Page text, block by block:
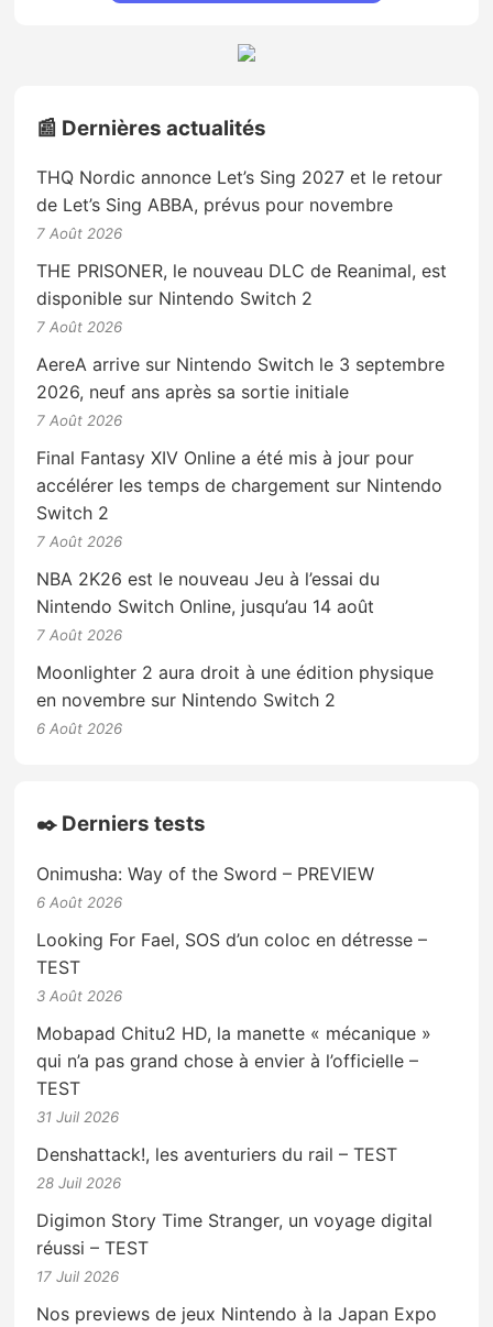
📰 Dernières actualités
THQ Nordic annonce Let’s Sing 2027 et le retour
de Let’s Sing ABBA, prévus pour novembre
7 Août 2026
THE PRISONER, le nouveau DLC de Reanimal, est
disponible sur Nintendo Switch 2
7 Août 2026
AereA arrive sur Nintendo Switch le 3 septembre
2026, neuf ans après sa sortie initiale
7 Août 2026
Final Fantasy XIV Online a été mis à jour pour
accélérer les temps de chargement sur Nintendo
Switch 2
7 Août 2026
NBA 2K26 est le nouveau Jeu à l’essai du
Nintendo Switch Online, jusqu’au 14 août
7 Août 2026
Moonlighter 2 aura droit à une édition physique
en novembre sur Nintendo Switch 2
6 Août 2026
✒️ Derniers tests
Onimusha: Way of the Sword – PREVIEW
6 Août 2026
Looking For Fael, SOS d’un coloc en détresse –
TEST
3 Août 2026
Mobapad Chitu2 HD, la manette « mécanique »
qui n’a pas grand chose à envier à l’officielle –
TEST
31 Juil 2026
Denshattack!, les aventuriers du rail – TEST
28 Juil 2026
Digimon Story Time Stranger, un voyage digital
réussi – TEST
17 Juil 2026
Nos previews de jeux Nintendo à la Japan Expo